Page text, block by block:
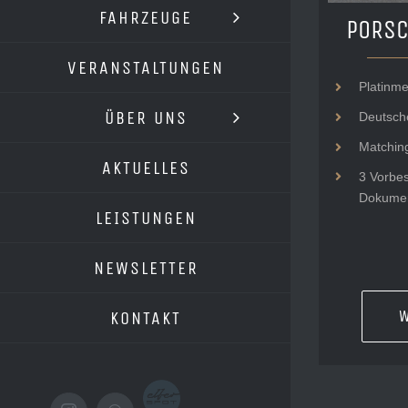
FAHRZEUGE
VERANSTALTUNGEN
ÜBER UNS
AKTUELLES
LEISTUNGEN
NEWSLETTER
KONTAKT
3